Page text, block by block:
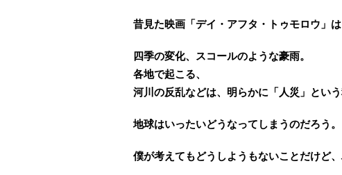
昔見た映画「デイ・アフタ・トゥモロウ」
四季の変化、スコールのような豪雨。
各地で起こる、
河川の反乱などは、明らかに「人災」という
地球はいったいどうなってしまうのだろう。
僕が考えてもどうしようもないことだけど